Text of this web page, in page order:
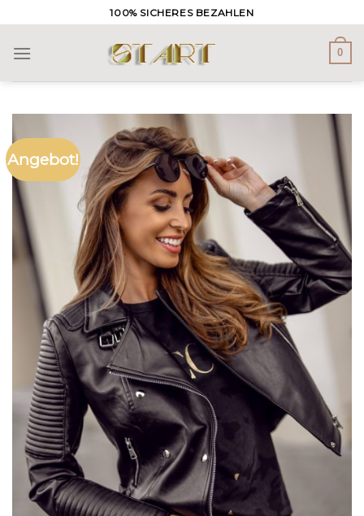
to
content
100% SICHERES BEZAHLEN
0
Angebot!